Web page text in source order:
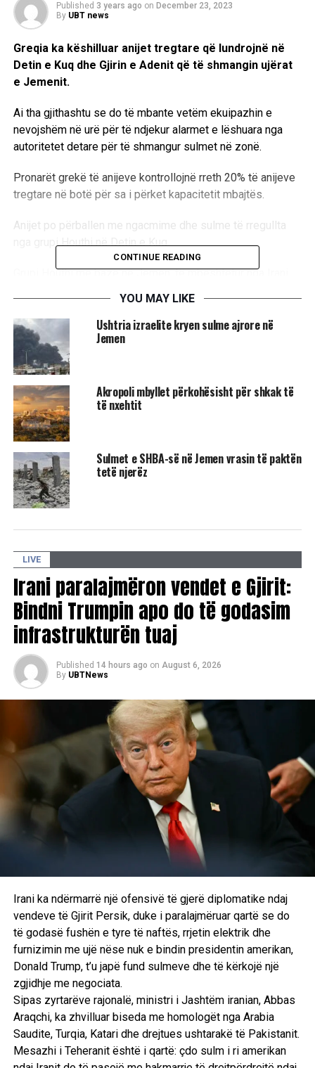
Published 3 years ago on December 23, 2023
By UBT news
Greqia ka këshilluar anijet tregtare që lundrojnë në
Detin e Kuq dhe Gjirin e Adenit që të shmangin ujërat
e Jemenit.
Ai tha gjithashtu se do të mbante vetëm ekuipazhin e
nevojshëm në urë për të ndjekur alarmet e lëshuara nga
autoritetet detare për të shmangur sulmet në zonë.
Pronarët grekë të anijeve kontrollojnë rreth 20% të anijeve
tregtare në botë për sa i përket kapacitetit mbajtës.
Anijet po përballen me ngacmime dhe sulme të rregullta
nga grupi Houthi në Detin e Kuq.
Grupi Houthi me bazë në Jemen, të mbështetur nga Irani,
flamur ose që udhëtojnë drejt ose nga Izraeli.
Një zëdhënës i Houthis tha se grupi shpresonte të
sulmonte anijet çdo 12 orë./
RELATED TOPICS:
UP NEXT
Putin thotë se s’ka paqe në Ukrainë pa përmbushjen e
qëllimeve të Rusisë
Trump nuk kualifikohet për presidencën amerikane,
vendos Gjykata e Lartë e Kolorados
CONTINUE READING
YOU MAY LIKE
Ushtria izraelite kryen sulme ajrore në
Jemen
Akropoli mbyllet përkohësisht për shkak të
të nxehtit
Sulmet e SHBA-së në Jemen vrasin të paktën
tetë njerëz
LIVE
Irani paralajmëron vendet e Gjirit:
Bindni Trumpin apo do të godasim
infrastrukturën tuaj
Published 14 hours ago on August 6, 2026
By UBTNews
Irani ka ndërmarrë një ofensivë të gjerë diplomatike ndaj
vendeve të Gjirit Persik, duke i paralajmëruar qartë se do
të godasë fushën e tyre të naftës, rrjetin elektrik dhe
furnizimin me ujë nëse nuk e bindin presidentin amerikan,
Donald Trump, t’u japë fund sulmeve dhe të kërkojë një
zgjidhje me negociata.
Sipas zyrtarëve rajonalë, ministri i Jashtëm iranian, Abbas
Araqchi, ka zhvilluar biseda me homologët nga Arabia
Saudite, Turqia, Katari dhe drejtues ushtarakë të Pakistanit.
Mesazhi i Teheranit është i qartë: çdo sulm i ri amerikan